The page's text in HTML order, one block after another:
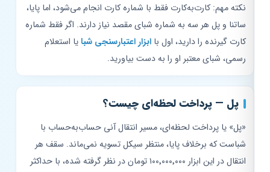
نکته مهم: کارت‌به‌کارت فقط با شماره کارت انجام می‌شود، اما پایا،
ساتنا و پل هر سه به شماره شبای مقصد نیاز دارند. اگر فقط شماره
کارت گیرنده را دارید، اول باابزار اعتبارسنجی شبایا استعلام
رسمی، شبای معتبر او را به دست بیاورید.
پل — پرداخت لحظه‌ای چیست؟
«پل» یا پرداخت لحظه‌ای، مسیر انتقال آنی حساب‌به‌حساب با
شباست که برخلاف پایا، منتظر سیکل تسویه نمی‌ماند. سقف هر
انتقال در این ابزار ۱۰۰٬۰۰۰٬۰۰۰ تومان در نظر گرفته شده، با حداکثر